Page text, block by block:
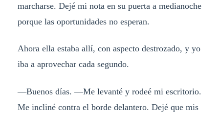
marcharse. Dejé mi nota en su puerta a medianoche
porque las oportunidades no esperan.
Ahora ella estaba allí, con aspecto destrozado, y yo
iba a aprovechar cada segundo.
—Buenos días. —Me levanté y rodeé mi escritorio.
Me incliné contra el borde delantero. Dejé que mis